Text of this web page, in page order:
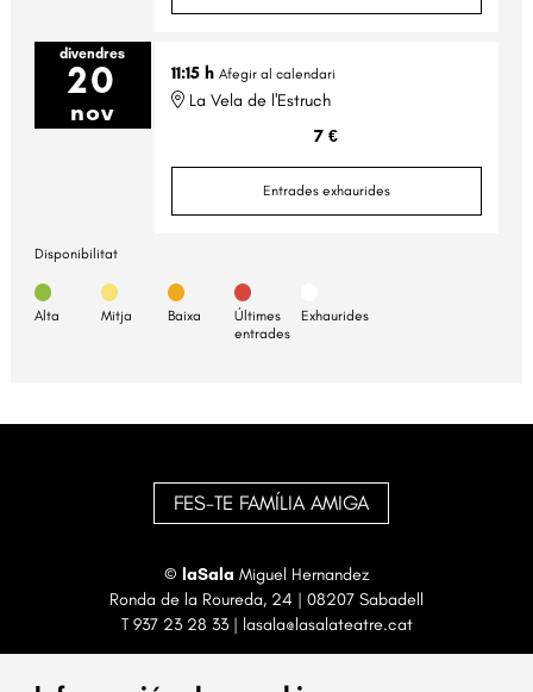
divendres
20
nov
11:15 h Afegir al calendari
La Vela de l'Estruch
7 €
Entrades exhaurides
Disponibilitat
Alta Mitja Baixa
Últimes
entrades
Exhaurides
FES-TE FAMÍLIA AMIGA
© laSala Miguel Hernandez
Ronda de la Roureda, 24 | 08207 Sabadell
T 937 23 28 33| lasala@lasalateatre.cat